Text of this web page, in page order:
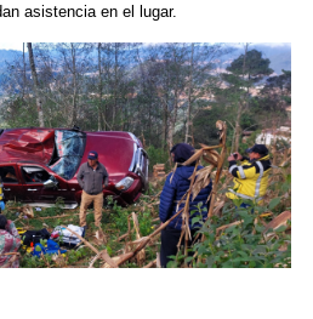
asistencia en el lugar.